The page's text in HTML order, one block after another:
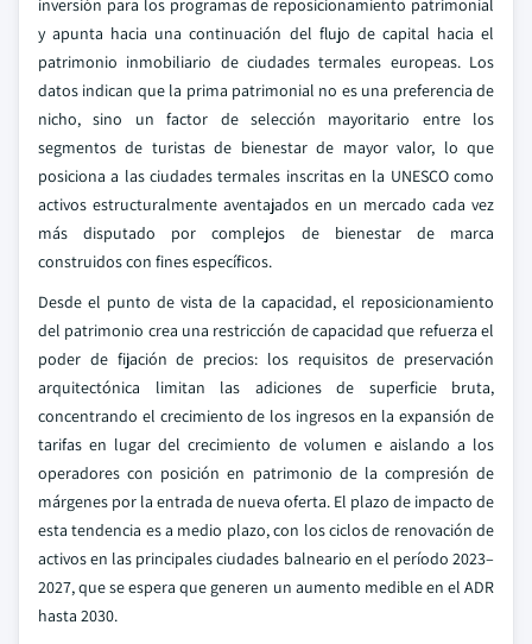
inversión para los programas de reposicionamiento patrimonial
y apunta hacia una continuación del flujo de capital hacia el
patrimonio inmobiliario de ciudades termales europeas. Los
datos indican que la prima patrimonial no es una preferencia de
nicho, sino un factor de selección mayoritario entre los
segmentos de turistas de bienestar de mayor valor, lo que
posiciona a las ciudades termales inscritas en la UNESCO como
activos estructuralmente aventajados en un mercado cada vez
más disputado por complejos de bienestar de marca
construidos con fines específicos.
Desde el punto de vista de la capacidad, el reposicionamiento
del patrimonio crea una restricción de capacidad que refuerza el
poder de fijación de precios: los requisitos de preservación
arquitectónica limitan las adiciones de superficie bruta,
concentrando el crecimiento de los ingresos en la expansión de
tarifas en lugar del crecimiento de volumen e aislando a los
operadores con posición en patrimonio de la compresión de
márgenes por la entrada de nueva oferta. El plazo de impacto de
esta tendencia es a medio plazo, con los ciclos de renovación de
activos en las principales ciudades balneario en el período 2023–
2027, que se espera que generen un aumento medible en el ADR
hasta 2030.